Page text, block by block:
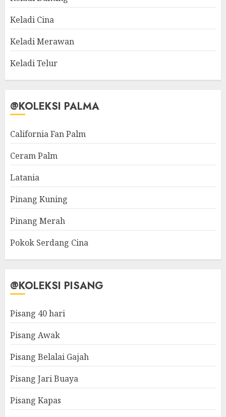
Keladi Cina
Keladi Merawan
Keladi Telur
@KOLEKSI PALMA
California Fan Palm
Ceram Palm
Latania
Pinang Kuning
Pinang Merah
Pokok Serdang Cina
@KOLEKSI PISANG
Pisang 40 hari
Pisang Awak
Pisang Belalai Gajah
Pisang Jari Buaya
Pisang Kapas